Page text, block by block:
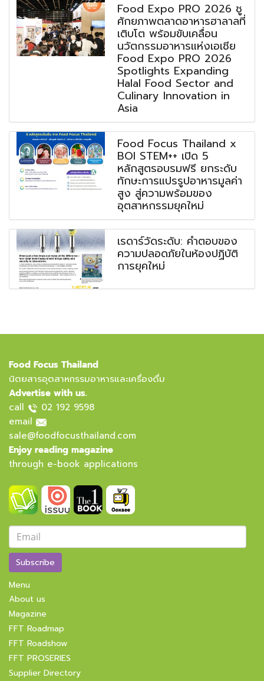
Food Expo PRO 2026 ชู
ศักยภาพตลาดอาหารฮาลาลที่
เติบโต พร้อมขับเคลื่อน
นวัตกรรมอาหารแห่งเอเชีย
Food Expo PRO 2026
Spotlights Expanding
Halal Food Sector and
Culinary Innovation in
Asia
Food Focus Thailand x
BOI STEM++ เปิด 5
หลักสูตรอบรมฟรี ยกระดับ
ทักษะการแปรรูปอาหารมูลค่า
สูง สู่ความพร้อมของ
อุตสาหกรรมยุคใหม่
เรดาร์วัดระดับ: คำตอบของ
ความปลอดภัยในห้องปฏิบัติ
การยุคใหม่
Food Focus Thailand
นิตยสารอุตสาหกรรมอาหารและเครื่องดื่ม
Advertise with us.
call
02 192 9598
email
sale@foodfocusthailand.com
Enjoy reading magazine
through e-book applications
Subscribe
Menu
About us
Magazine
FFT Roadmap
FFT Roadshow
FFT PROSERIES
Supplier Directory